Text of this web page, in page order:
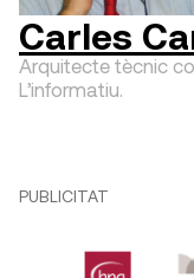
Carles
Arquitecte tècnic
L’informatiu.
PUBLICITAT